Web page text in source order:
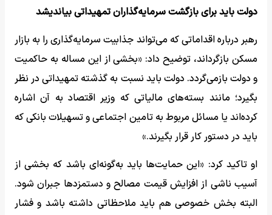
دولت باید برای بازگشت سرمایه‌گذاران تمهیداتی بیاندیشد
رهبر درباره اقداماتی که می‌تواند جذابیت سرمایه‌گذاری را به بازار
مسکن بازگرداند، توضیح داد: «بخشی از این مساله به حاکمیت
و دولت بازمی‌گردد. دولت باید نسبت به گذشته تمهیداتی در نظر
بگیرد؛ مانند بسته‌های مالیاتی که وزیر اقتصاد به آن اشاره
کرده‌اند یا مسائل مربوط به تامین اجتماعی و تسهیلات بانکی که
باید در دستور کار قرار بگیرند.»
او تاکید کرد: «این حمایت‌ها باید به‌گونه‌ای باشد که بخشی از
آسیب ناشی از افزایش قیمت مصالح و دستمزدها جبران شود.
البته بخش خصوصی هم باید ملاحظاتی داشته باشد و فشار